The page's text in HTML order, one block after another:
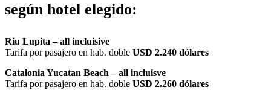
según hotel elegido:
Riu Lupita – all incluisive
Tarifa por pasajero en hab. doble USD 2.240 dólares
Catalonia Yucatan Beach – all incluisve
Tarifa por pasajero en hab. doble USD 2.260 dólares